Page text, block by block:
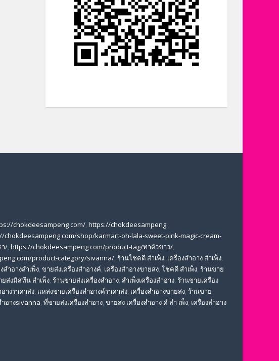
chokdeesampeng com/, https://chokdeesampeng
chokdeesampeng com/shop/karmart-oh-lala-sweet-pink-magic-cream-
า/, https://chokdeesampeng com/product-tag/ทาตัวขาว/,
com/product-category/sivanna/, ร้านโชคดี สําเพ็ง, เครื่องสำอาง สำเพ็ง,
สำอางสำเพ็ง, ขายส่งเครื่องสำอางค์, เครื่องสำอางขายส่ง, โชคดี สําเพ็ง, ร้านขาย
ยส่งมิสทีน สําเพ็ง, ร้านขายส่งเครื่องสำอาง, สําเพ็งเครื่องสําอาง, ร้านขายเครื่อง
อางราคาส่ง, แหล่งขายเครื่องสําอางค์ราคาส่ง, เครื่องสําอางขายส่ง, ร้านขาย
อางsivanna, ที่ขายส่งเครื่องสําอาง, ขายส่ง เครื่องสำอาง ค์ สำ เพ็ง, เครื่องสำอาง